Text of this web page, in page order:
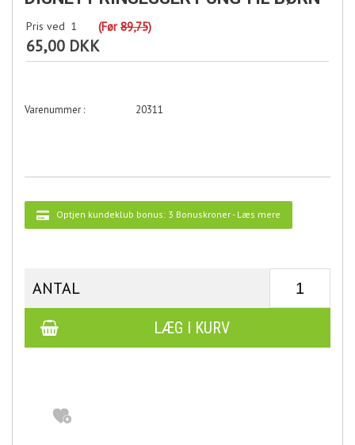
Pris ved 1 (Før89,75)
65,00 DKK
20311
Optjen kundeklub bonus: 3 Bonuskroner- Læs mere
ANTAL